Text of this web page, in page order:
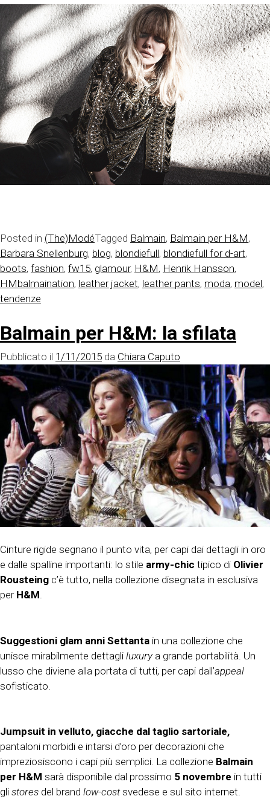
Posted in (The)ModéTagged Balmain, Balmain per H&M,
Barbara Snellenburg, blog, blondiefull, blondiefull for d-art,
boots, fashion, fw15, glamour, H&M, Henrik Hansson,
HMbalmaination, leather jacket, leather pants, moda, model,
tendenze
Balmain per H&M: la sfilata
Pubblicato il 1/11/2015 da Chiara Caputo
Cinture rigide segnano il punto vita, per capi dai dettagli in oro
e dalle spalline importanti: lo stile army-chic tipico di Olivier
Rousteing c’è tutto, nella collezione disegnata in esclusiva
per H&M.
Suggestioni glam anni Settanta in una collezione che
unisce mirabilmente dettagli luxury a grande portabilità. Un
lusso che diviene alla portata di tutti, per capi dall’appeal
sofisticato.
Jumpsuit in velluto, giacche dal taglio sartoriale,
pantaloni morbidi e intarsi d’oro per decorazioni che
impreziosiscono i capi più semplici. La collezione Balmain
per H&M sarà disponibile dal prossimo 5 novembre in tutti
gli stores del brand low-costsvedese e sul sito internet.